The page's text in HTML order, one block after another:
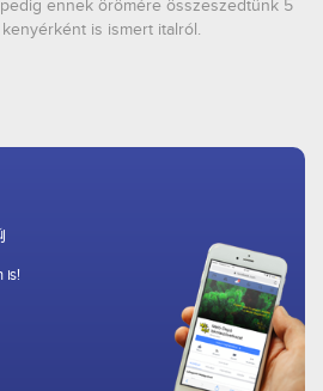
ennek örömére összeszedtünk 5
is ismert italról.
is!